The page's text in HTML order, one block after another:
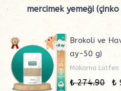
mercimek yemeği
Brokoli ve
ay-50 g)
Makarna Lütfen
₺ 274.90 ₺